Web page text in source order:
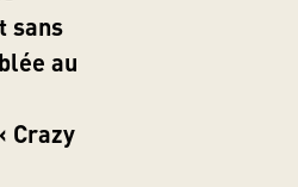
sans
au
Crazy